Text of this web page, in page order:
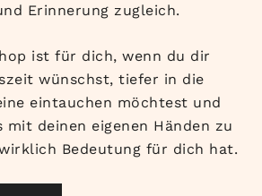
Erinnerung zugleich.
ist für dich, wenn du dir
wünschst, tiefer in die
eintauchen möchtest und
deinen eigenen Händen zu
Bedeutung für dich hat.